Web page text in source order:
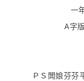
一
A字
ＰＳ闆娘芬芬